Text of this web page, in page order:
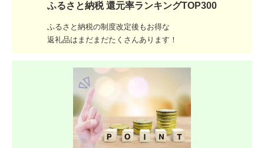
ふるさと納税 還元率ランキングTOP300
ふるさと納税の制度改定後もお得な
返礼品はまだまだたくさんあります！